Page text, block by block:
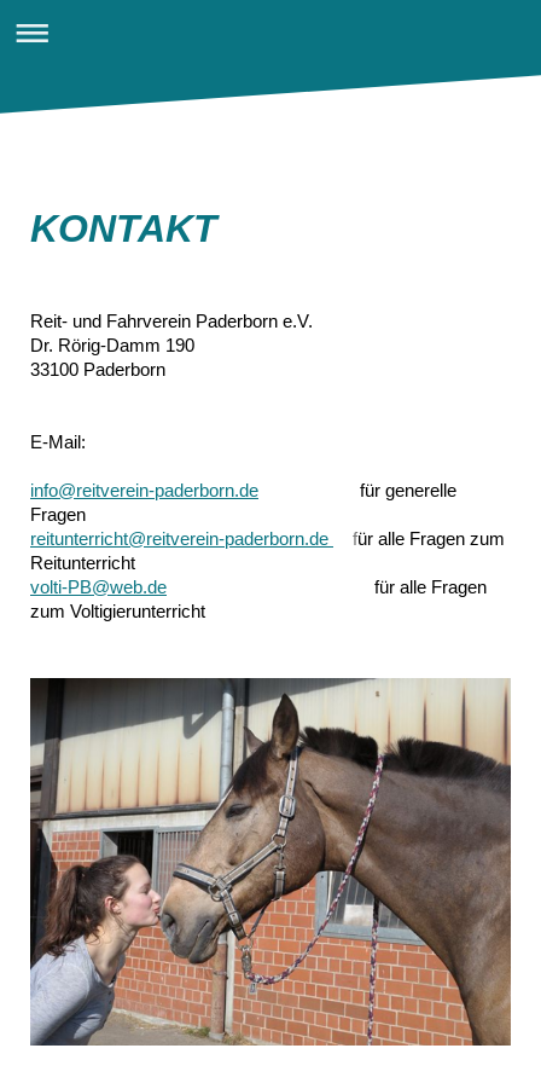
Reit u. Fahrverein Paderborn e.V.
KONTAKT
Reit- und Fahrverein Paderborn e.V.
Dr. Rörig-Damm 190
33100 Paderborn
E-Mail:
info@reitverein-paderborn.de für generelle
Fragen
reitunterricht@reitverein-paderborn.de
für alle Fragen zum
Reitunterricht
volti-PB@web.de für alle Fragen
zum Voltigierunterricht